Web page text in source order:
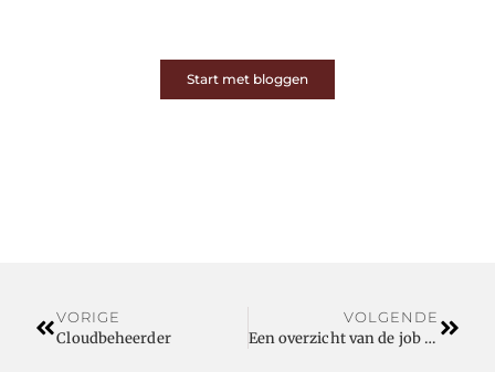
Start met bloggen
VORIGE
Cloudbeheerder
VOLGENDE
Een overzicht van de job van de Rehabilitatie psycholoog